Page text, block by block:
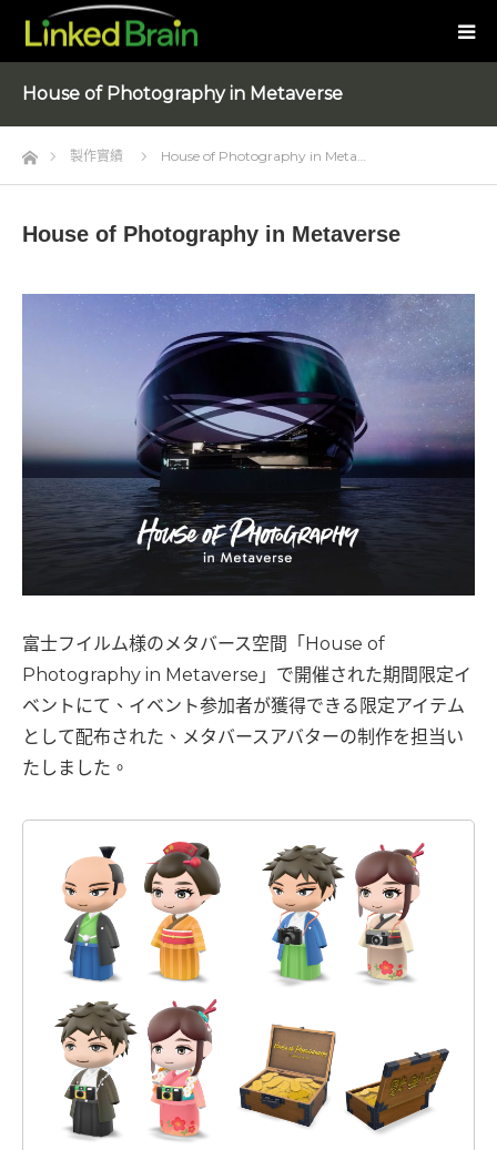
House of Photography in Metaverse
Home製作實績 House of Photography in Meta…
House of Photography in Metaverse
富士フイルム様のメタバース空間「House of
Photography in Metaverse」で開催された期間限定イ
ベントにて、イベント参加者が獲得できる限定アイテム
として配布された、メタバースアバターの制作を担当い
たしました。